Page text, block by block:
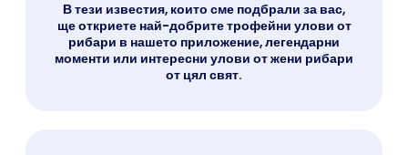
В тези известия, които сме подбрали за вас,
ще откриете най-добрите трофейни улови от
рибари в нашето приложение, легендарни
моменти или интересни улови от жени рибари
от цял свят.